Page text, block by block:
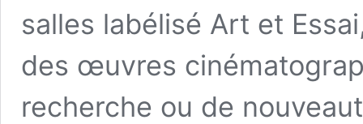
salles labélisé Art et
des œuvres
recherche ou de